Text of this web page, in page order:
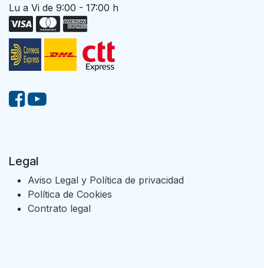
Lu a Vi de 9:00 - 17:00 h
Legal
Aviso Legal y Política de privacidad
Política de Cookies
Contrato legal